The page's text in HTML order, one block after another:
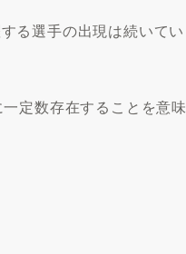
る選手の出現は続いてい
定数存在することを意味